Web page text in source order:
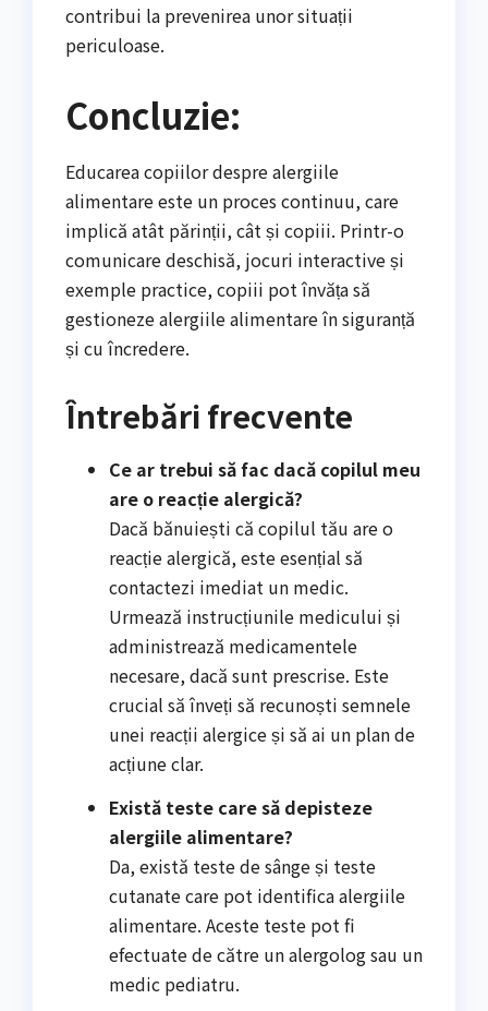
contribui la prevenirea unor situații
periculoase.
Concluzie:
Educarea copiilor despre alergiile
alimentare este un proces continuu, care
implică atât părinții, cât și copiii. Printr-o
comunicare deschisă, jocuri interactive și
exemple practice, copiii pot învăța să
gestioneze alergiile alimentare în siguranță
și cu încredere.
Întrebări frecvente
Ce ar trebui să fac dacă copilul meu
are o reacție alergică?
Dacă bănuiești că copilul tău are o
reacție alergică, este esențial să
contactezi imediat un medic.
Urmează instrucțiunile medicului și
administrează medicamentele
necesare, dacă sunt prescrise. Este
crucial să înveți să recunoști semnele
unei reacții alergice și să ai un plan de
acțiune clar.
Există teste care să depisteze
alergiile alimentare?
Da, există teste de sânge și teste
cutanate care pot identifica alergiile
alimentare. Aceste teste pot fi
efectuate de către un alergolog sau un
medic pediatru.